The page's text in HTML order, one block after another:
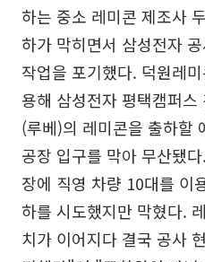
하는 중소 레미콘 제조사
하가 막히면서 삼성전자
작업을 포기했다. 덕원레
용해 삼성전자 평택캠퍼
(루베)의 레미콘을 출하할
공장 입구를 막아 무산됐
장에 직영 차량 10대를 이
하를 시도했지만 막혔다.
치가 이어지다 결국 공사